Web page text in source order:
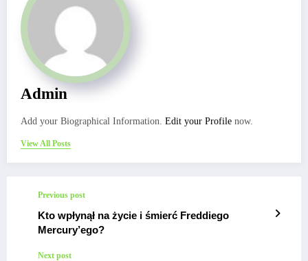
Admin
Add your Biographical Information. Edit your Profile now.
View All Posts
Previous post
Kto wpłynął na życie i śmierć Freddiego
Mercury’ego?
Next post